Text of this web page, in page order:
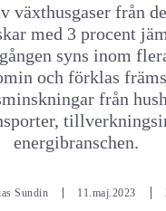
växthusgaser från
med 3 procent
syns inom
och förklas
från
energibranschen.
Sundin 11.maj.2023